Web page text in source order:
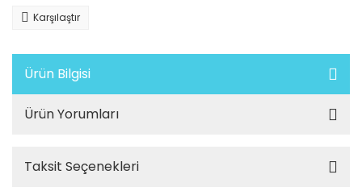
Karşılaştır
Ürün Bilgisi
Ürün Yorumları
Taksit Seçenekleri